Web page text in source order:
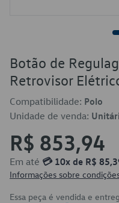
Botão de
Retrovisor
Compatibilidade: Polo
Unidade de venda:
R$ 853,94
Em até 💳 10x de R$
Informações sobre
Essa peça é vendida e